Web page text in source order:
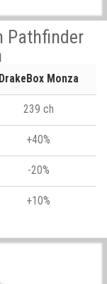
Pathfinder
DrakeBox Monza
239 ch
+40%
-20%
+10%